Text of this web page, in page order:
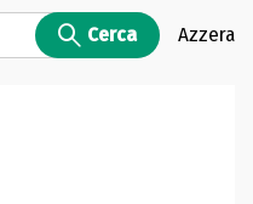
Cerca Azzera